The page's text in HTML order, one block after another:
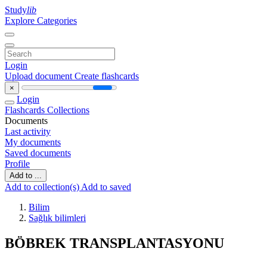
Studylib
Explore Categories
Login
Upload document Create flashcards
×
Login
Flashcards Collections
Documents
Last activity
My documents
Saved documents
Profile
Add to ...
Add to collection(s) Add to saved
Bilim
Sağlık bilimleri
BÖBREK TRANSPLANTASYONU